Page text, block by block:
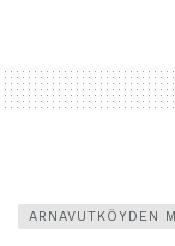
ARNAVUTKÖYDEN